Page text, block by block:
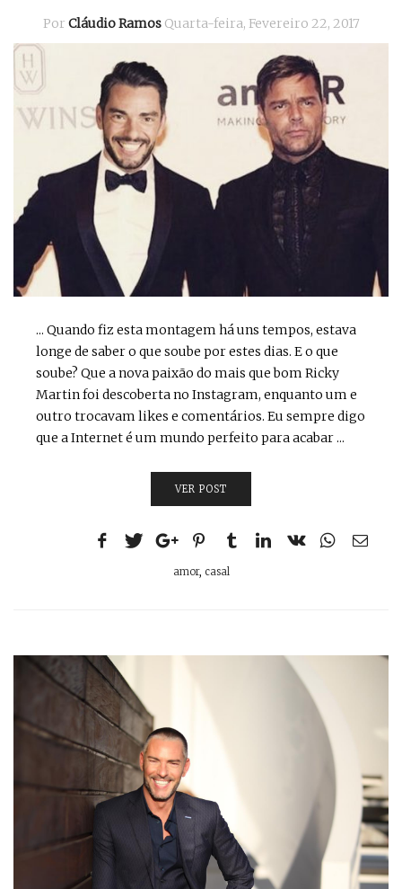
Por Cláudio Ramos Quarta-feira, Fevereiro 22, 2017
... Quando fiz esta montagem há uns tempos, estava
longe de saber o que soube por estes dias. E o que
soube? Que a nova paixão do mais que bom Ricky
Martin foi descoberta no Instagram, enquanto um e
outro trocavam likes e comentários. Eu sempre digo
que a Internet é um mundo perfeito para acabar ...
VER POST
amor, casal